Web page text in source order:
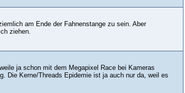
am Ende der Fahnenstange zu sein. Aber
ziehen.
ja schon mit dem Megapixel Race bei Kameras
Die Kerne/Threads Epidemie ist ja auch nur da, weil es